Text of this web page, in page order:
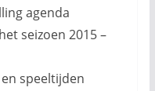
agenda
seizoen 2015 –
speeltijden